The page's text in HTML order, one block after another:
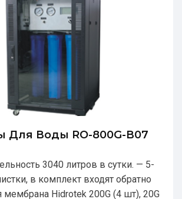
Для Воды RO-800G-В07
3040 литров в сутки. — 5-
в комплект входят обратно
мембрана Hidrotek 200G (4 шт), 20G